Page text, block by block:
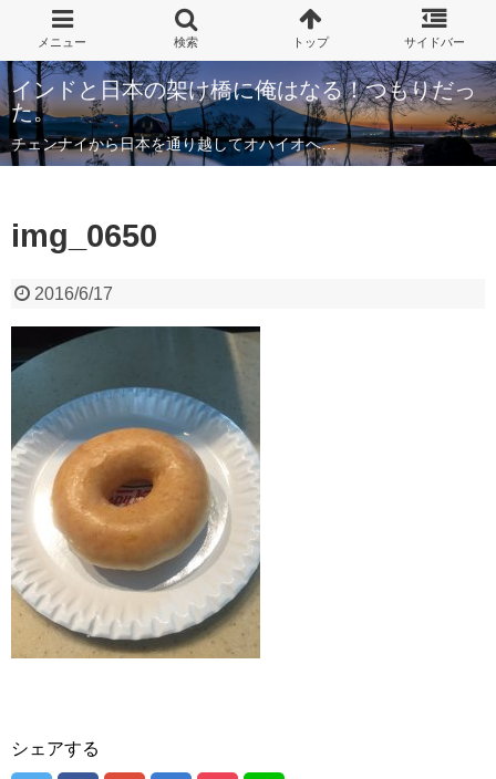
インドと日本の架け橋に俺はなる！つもりだっ
た。
チェンナイから日本を通り越してオハイオへ…
img_0650
2016/6/17
シェアする